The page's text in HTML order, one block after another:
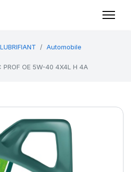
LUBRIFIANT
Automobile
PROF OE 5W-40 4X4L H 4A